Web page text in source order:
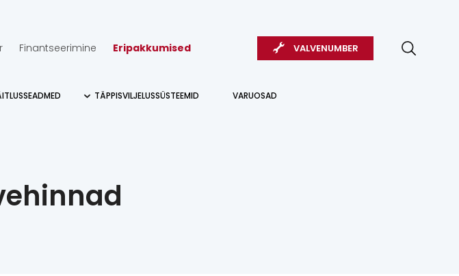
Finantseerimine Eripakkumised VALVENUMBER
TÄPPISVILJELUSSÜSTEEMID VARUOSAD